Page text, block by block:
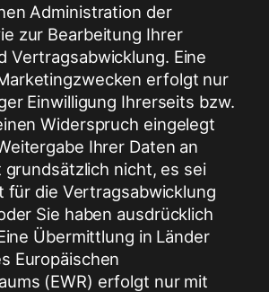
Administration der
zur Bearbeitung Ihrer
Vertragsabwicklung. Eine
erfolgt nur
Einwilligung Ihrerseits bzw.
Widerspruch eingelegt
Ihrer Daten an
nicht, es sei
für die Vertragsabwicklung
Sie haben ausdrücklich
Übermittlung in Länder
Europäischen
(EWR) erfolgt nur mit